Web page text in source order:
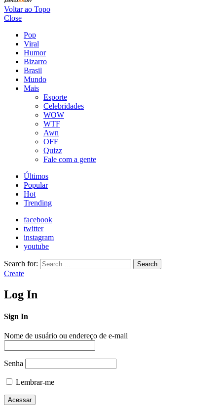
Voltar ao Topo
Close
Pop
Viral
Humor
Bizarro
Brasil
Mundo
Mais
Esporte
Celebridades
WOW
WTF
Awn
OFF
Quizz
Fale com a gente
Últimos
Popular
Hot
Trending
facebook
twitter
instagram
youtube
Search for: Search
Create
Log In
Sign In
Nome de usuário ou endereço de e-mail
Senha
Lembrar-me